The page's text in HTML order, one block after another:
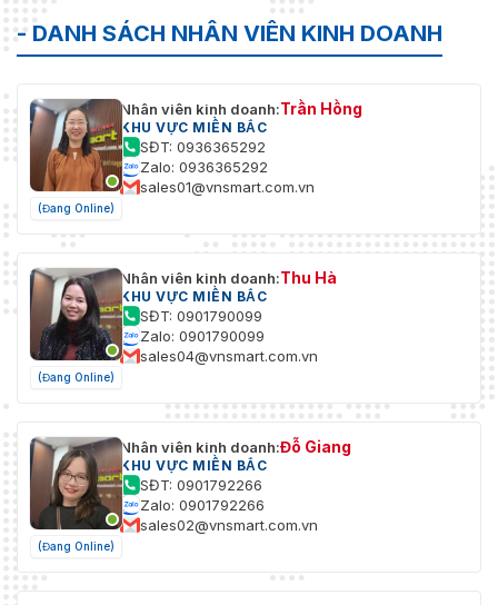
- DANH SÁCH NHÂN VIÊN KINH DOANH
(Đang Online)
Nhân viên kinh doanh:Trần Hồng
KHU VỰC MIỀN BẮC
SĐT: 0936365292
Zalo: 0936365292
sales01@vnsmart.com.vn
(Đang Online)
Nhân viên kinh doanh:Thu Hà
KHU VỰC MIỀN BẮC
SĐT: 0901790099
Zalo: 0901790099
sales04@vnsmart.com.vn
(Đang Online)
Nhân viên kinh doanh:Đỗ Giang
KHU VỰC MIỀN BẮC
SĐT: 0901792266
Zalo: 0901792266
sales02@vnsmart.com.vn